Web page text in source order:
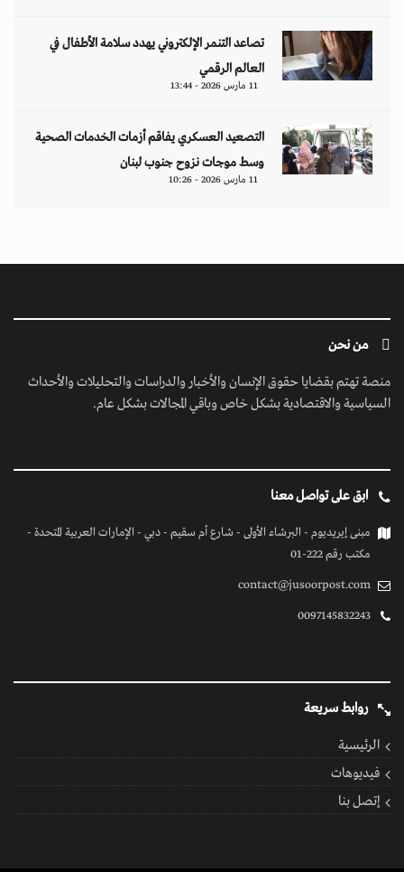
تصاعد التنمر الإلكتروني يهدد سلامة الأطفال في
العالم الرقمي
11 مارس 2026 - 13:44
التصعيد العسكري يفاقم أزمات الخدمات الصحية
وسط موجات نزوح جنوب لبنان
11 مارس 2026 - 10:26
من نحن
منصة تهتم بقضايا حقوق الإنسان والأخبار والدراسات والتحليلات والأحداث
السياسية والاقتصادية بشكل خاص وباقي المجالات بشكل عام.
ابق على تواصل معنا
مبنى إيريديوم - البرشاء الأولى - شارع أم سقيم - دبي - الإمارات العربية المتحدة -
مكتب رقم 222-01
contact@jusoorpost.com
0097145832243
روابط سريعة
الرئيسية
فيديوهات
إتصل بنا